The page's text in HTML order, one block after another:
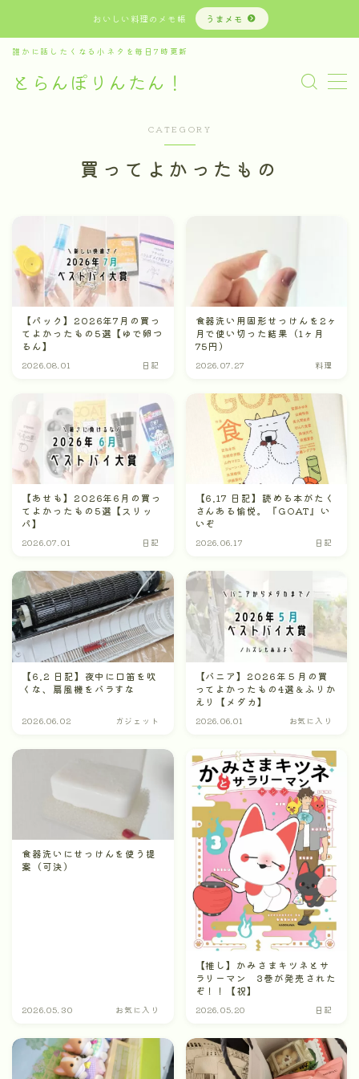
おいしい料理のメモ帳 うまメモ
とらんぽりんたん！
誰かに話したくなる小ネタを毎日7時更新
MENU
#1157 (タイトルなし)
カテゴリ：日記
カテゴリ：美容レポ
デモプリセット記事 Part09
トップページ #4
プライバシーポリシー
CATEGORY
買ってよかったもの
【パック】2026年7月の買っ
てよかったもの5選【ゆで卵つ
るん】
2026.08.01 日記
食器洗い用固形せっけんを2ヶ
月で使い切った結果（1ヶ月
75円）
2026.07.27 料理
【あせも】2026年6月の買っ
てよかったもの5選【スリッ
パ】
2026.07.01 日記
【6.17 日記】読める本がたく
さんある愉悦。『GOAT』い
いぞ
2026.06.17 日記
【6.2 日記】夜中に口笛を吹
くな、扇風機をバラすな
2026.06.02 ガジェット
【バニア】2026年５月の買
ってよかったもの4選＆ふりか
えり【メダカ】
2026.06.01 お気に入り
食器洗いにせっけんを使う提
案（可決）
2026.05.30 お気に入り
【推し】かみさまキツネとサ
ラリーマン 3巻が発売された
ぞ！！【祝】
2026.05.20 日記